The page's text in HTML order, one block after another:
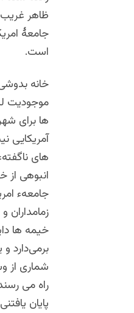
ظاهر غریب
جامعۀ
است.
خانه
موجودیت
ها برای
آمریکایی
های
انبوهی از
جامعهء
زمامداران
خیمه ها
برمی‌دارد
شماری از
راه می
پایان